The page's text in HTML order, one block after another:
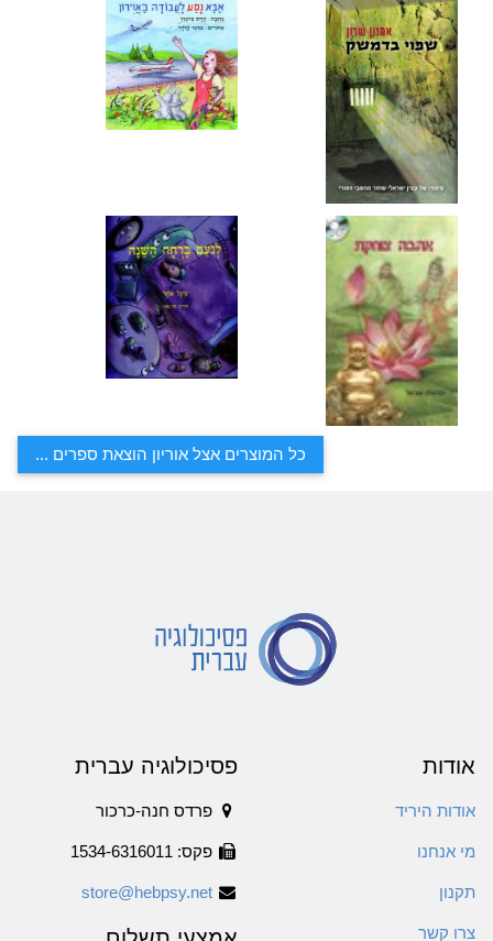
כל המוצרים אצל אוריון הוצאת ספרים ...
אודות
אודות היריד
מי אנחנו
תקנון
צרו קשר
פסיכולוגיה עברית
פרדס חנה-כרכור
פקס: 1534-6316011
store@hebpsy.net